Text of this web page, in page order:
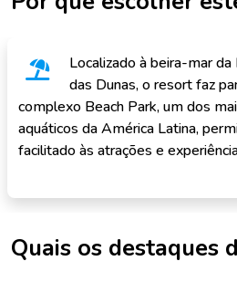
Localizado à beira-mar
das Dunas, o resort faz
complexo Beach Park, um dos
aquáticos da América Latina,
facilitado às atrações e
Quais os destaques